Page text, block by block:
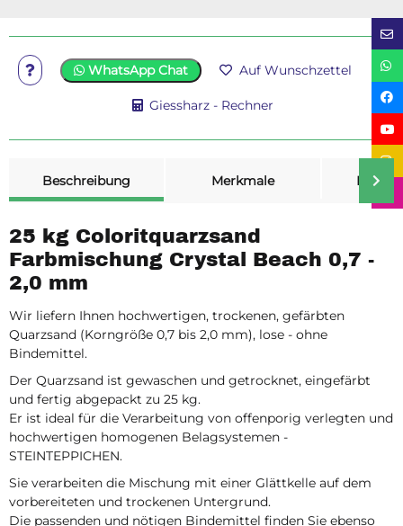
WhatsApp Chat Auf Wunschzettel
Giessharz - Rechner
Beschreibung
Merkmale
25 kg Coloritquarzsand
Farbmischung Crystal Beach 0,7 -
2,0 mm
Wir liefern Ihnen hochwertigen, trockenen, gefärbten
Quarzsand (Korngröße 0,7 bis 2,0 mm), lose - ohne
Bindemittel.
Der Quarzsand ist gewaschen und getrocknet, eingefärbt
und fertig abgepackt zu 25 kg.
Er ist ideal für die Verarbeitung von offenporig verlegten und
hochwertigen homogenen Belagsystemen -
STEINTEPPICHEN.
Sie verarbeiten die Mischung mit einer Glättkelle auf dem
vorbereiteten und trockenen Untergrund.
Die passenden und nötigen Bindemittel finden Sie ebenso